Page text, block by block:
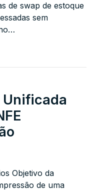
de swap de estoque
sem
Objetivo da
de uma